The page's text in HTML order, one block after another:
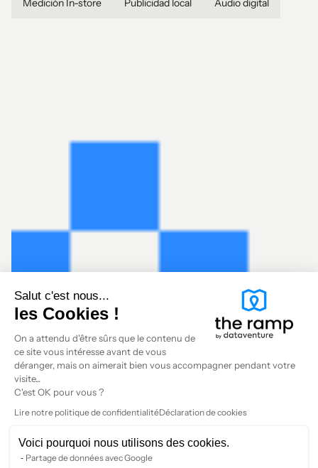
Medición In-store Publicidad local Audio digital
Salut c'est nous...
les Cookies !
On a attendu d'être sûrs que le contenu de
ce site vous intéresse avant de vous
déranger, mais on aimerait bien vous accompagner pendant votre
visite...
C'est OK pour vous ?
Lire notre politique de confidentialitéDéclaration de cookies
Voici pourquoi nous utilisons des cookies.
Partage de données avec Google